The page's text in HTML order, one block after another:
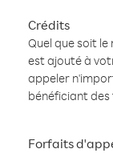
Crédits
Quel que soit
est ajouté à
appeler
bénéficiant
Forfaits